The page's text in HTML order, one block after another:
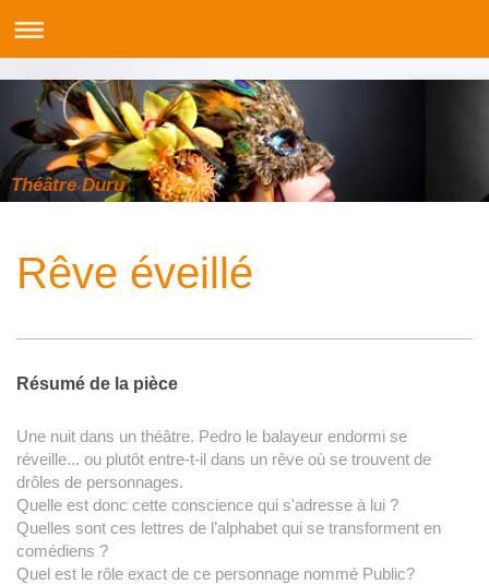
Théâtre Duru
Rêve éveillé
Résumé de la pièce
Une nuit dans un théâtre. Pedro le balayeur endormi se
réveille... ou plutôt entre-t-il dans un rêve où se trouvent de
drôles de personnages.
Quelle est donc cette conscience qui s'adresse à lui ?
Quelles sont ces lettres de l’alphabet qui se transforment en
comédiens ?
Quel est le rôle exact de ce personnage nommé Public?